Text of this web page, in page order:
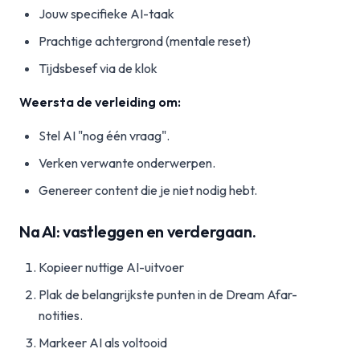
Jouw specifieke AI-taak
Prachtige achtergrond (mentale reset)
Tijdsbesef via de klok
Weersta de verleiding om:
Stel AI "nog één vraag".
Verken verwante onderwerpen.
Genereer content die je niet nodig hebt.
Na AI: vastleggen en verdergaan.
Kopieer nuttige AI-uitvoer
Plak de belangrijkste punten in de Dream Afar-
notities.
Markeer AI als voltooid